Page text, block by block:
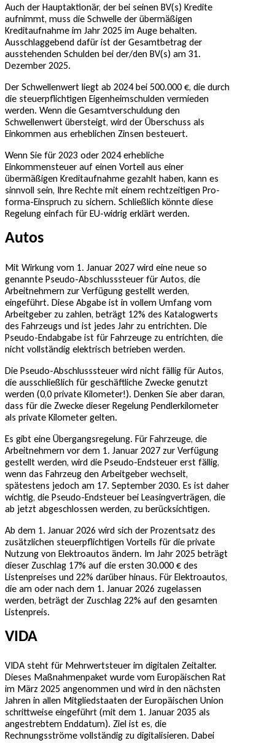
Auch der Hauptaktionär, der bei seinen BV(s) Kredite
aufnimmt, muss die Schwelle der übermäßigen
Kreditaufnahme im Jahr 2025 im Auge behalten.
Ausschlaggebend dafür ist der Gesamtbetrag der
ausstehenden Schulden bei der/den BV(s) am 31.
Dezember 2025.
Der Schwellenwert liegt ab 2024 bei 500.000 €, die durch
die steuerpflichtigen Eigenheimschulden vermieden
werden. Wenn die Gesamtverschuldung den
Schwellenwert übersteigt, wird der Überschuss als
Einkommen aus erheblichen Zinsen besteuert.
Wenn Sie für 2023 oder 2024 erhebliche
Einkommensteuer auf einen Vorteil aus einer
übermäßigen Kreditaufnahme gezahlt haben, kann es
sinnvoll sein, Ihre Rechte mit einem rechtzeitigen Pro-
forma-Einspruch zu sichern. Schließlich könnte diese
Regelung einfach für EU-widrig erklärt werden.
Autos
Mit Wirkung vom 1. Januar 2027 wird eine neue so
genannte Pseudo-Abschlusssteuer für Autos, die
Arbeitnehmern zur Verfügung gestellt werden,
eingeführt. Diese Abgabe ist in vollem Umfang vom
Arbeitgeber zu zahlen, beträgt 12% des Katalogwerts
des Fahrzeugs und ist jedes Jahr zu entrichten. Die
Pseudo-Endabgabe ist für Fahrzeuge zu entrichten, die
nicht vollständig elektrisch betrieben werden.
Die Pseudo-Abschlusssteuer wird nicht fällig für Autos,
die ausschließlich für geschäftliche Zwecke genutzt
werden (0,0 private Kilometer!). Denken Sie aber daran,
dass für die Zwecke dieser Regelung Pendlerkilometer
als private Kilometer gelten.
Es gibt eine Übergangsregelung. Für Fahrzeuge, die
Arbeitnehmern vor dem 1. Januar 2027 zur Verfügung
gestellt werden, wird die Pseudo-Endsteuer erst fällig,
wenn das Fahrzeug den Arbeitgeber wechselt,
spätestens jedoch am 17. September 2030. Es ist daher
wichtig, die Pseudo-Endsteuer bei Leasingverträgen, die
ab jetzt abgeschlossen werden, zu berücksichtigen.
Ab dem 1. Januar 2026 wird sich der Prozentsatz des
zusätzlichen steuerpflichtigen Vorteils für die private
Nutzung von Elektroautos ändern. Im Jahr 2025 beträgt
dieser Zuschlag 17% auf die ersten 30.000 € des
Listenpreises und 22% darüber hinaus. Für Elektroautos,
die am oder nach dem 1. Januar 2026 zugelassen
werden, beträgt der Zuschlag 22% auf den gesamten
Listenpreis.
VIDA
VIDA steht für Mehrwertsteuer im digitalen Zeitalter.
Dieses Maßnahmenpaket wurde vom Europäischen Rat
im März 2025 angenommen und wird in den nächsten
Jahren in allen Mitgliedstaaten der Europäischen Union
schrittweise eingeführt (mit dem 1. Januar 2035 als
angestrebtem Enddatum). Ziel ist es, die
Rechnungsströme vollständig zu digitalisieren. Dabei